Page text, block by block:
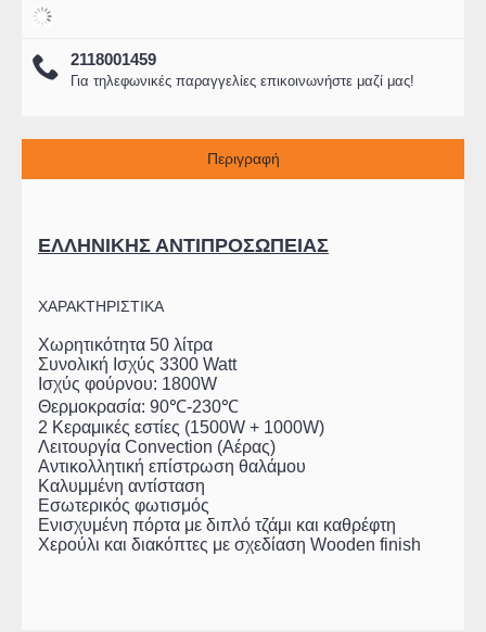
2118001459
Για τηλεφωνικές παραγγελίες επικοινωνήστε μαζί μας!
Περιγραφή
ΕΛΛΗΝΙΚΗΣ ΑΝΤΙΠΡΟΣΩΠΕΙΑΣ
ΧΑΡΑΚΤΗΡΙΣΤΙΚΑ
Χωρητικότητα 50 λίτρα
Συνολική Ισχύς 3300 Watt
Ισχύς φούρνου: 1800W
Θερμοκρασία: 90℃-230℃
2 Κεραμικές εστίες (1500W + 1000W)
Λειτουργία Convection (Αέρας)
Αντικολλητική επίστρωση θαλάμου
Καλυμμένη αντίσταση
Εσωτερικός φωτισμός
Ενισχυμένη πόρτα με διπλό τζάμι και καθρέφτη
Χερούλι και διακόπτες με σχεδίαση Wooden finish